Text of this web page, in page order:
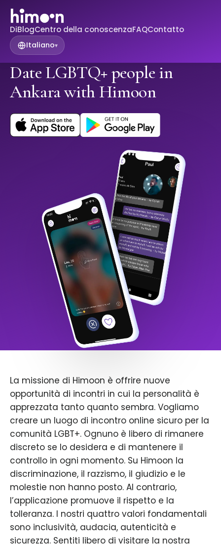
DiBlogCentro della conoscenzaFAQContatto
Italiano▾
Date LGBTQ+ people in
Ankara with Himoon
La missione di Himoon è offrire nuove
opportunità di incontri in cui la personalità è
apprezzata tanto quanto sembra. Vogliamo
creare un luogo di incontro online sicuro per la
comunità LGBT+. Ognuno è libero di rimanere
discreto se lo desidera e di mantenere il
controllo in ogni momento. Su Himoon la
discriminazione, il razzismo, il giudizio e le
molestie non hanno posto. Al contrario,
l’applicazione promuove il rispetto e la
tolleranza. I nostri quattro valori fondamentali
sono inclusività, audacia, autenticità e
sicurezza. Sentiti libero di visitare la nostra